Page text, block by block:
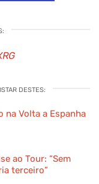
DESTES:
na Volta a Espanha
ao Tour: “Sem
terceiro”